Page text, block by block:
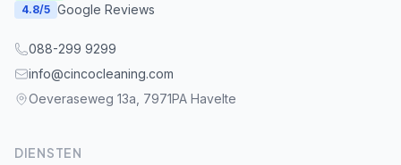
4.8/5 Google Reviews
088-299 9299
info@cincocleaning.com
Oeveraseweg 13a, 7971PA Havelte
DIENSTEN